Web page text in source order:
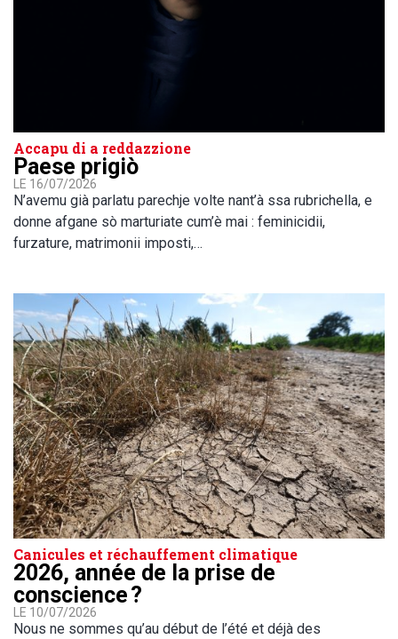
Accapu di a reddazzione
Paese prigiò
LE 16/07/2026
N’avemu già parlatu parechje volte nant’à ssa rubrichella, e
donne afgane sò marturiate cum’è mai : feminicidii,
furzature, matrimonii imposti,…
Canicules et réchauffement climatique
2026, année de la prise de
conscience ?
LE 10/07/2026
Nous ne sommes qu’au début de l’été et déjà des